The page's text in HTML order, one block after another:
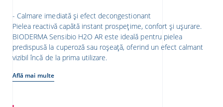
- Calmare imediată și efect decongestionant
Pielea reactivă capătă instant prospețime, confort și ușurare.
BIODERMA Sensibio H2O AR este ideală pentru pielea
predispusă la cuperoză sau roșeață, oferind un efect calmant
vizibil încă de la prima utilizare.
Află mai multe